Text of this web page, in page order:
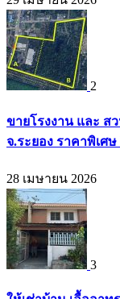
2
ขายโรงงาน และ ส
จ.ระยอง ราคาพิเศษ
28 เมษายน 2026
3